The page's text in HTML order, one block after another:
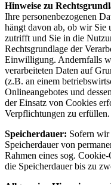
Hinweise zu
Ihre personenbezogenen
hängt davon ab, ob wir
zutrifft und Sie in die
Rechtsgrundlage der
Einwilligung. Andernfalls
verarbeiteten Daten auf
(z.B. an einem
Onlineangebotes und
der Einsatz von Cookies
Verpflichtungen zu erfüllen.
Speicherdauer: Sofern
Speicherdauer von
Rahmen eines sog.
die Speicherdauer bis zu